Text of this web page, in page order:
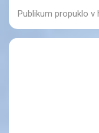
Publikum propuklo v